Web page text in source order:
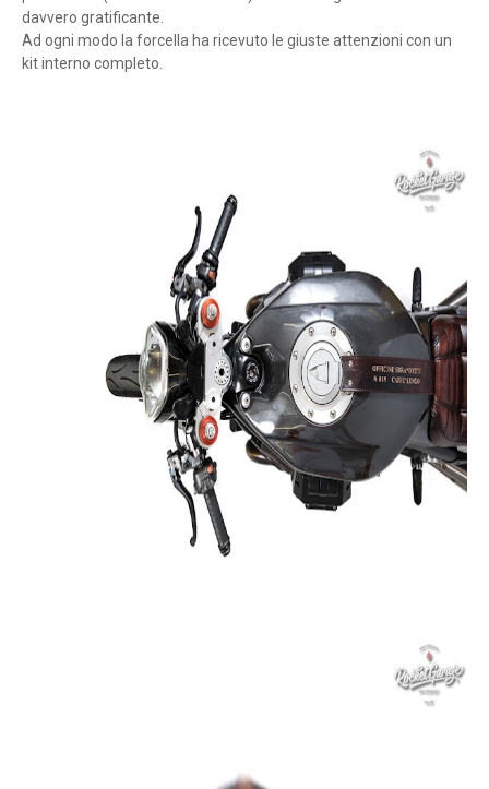
davvero gratificante.
Ad ogni modo la forcella ha ricevuto le giuste attenzioni con un
kit interno completo.